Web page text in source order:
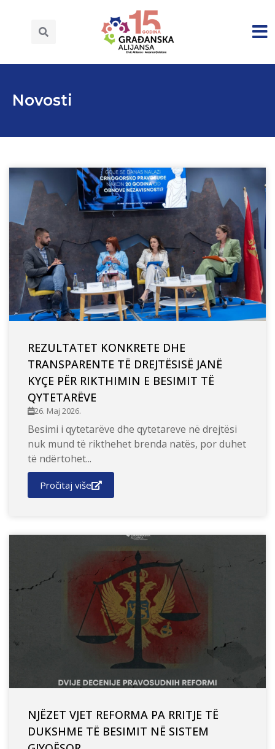
Novosti
REZULTATET KONKRETE DHE
TRANSPARENTE TË DREJTËSISË JANË
KYÇE PËR RIKTHIMIN E BESIMIT TË
QYTETARËVE
26. Maj 2026.
Besimi i qytetarëve dhe qytetareve në drejtësi
nuk mund të rikthehet brenda natës, por duhet
të ndërtohet...
Pročitaj više
NJËZET VJET REFORMA PA RRITJE TË
DUKSHME TË BESIMIT NË SISTEM